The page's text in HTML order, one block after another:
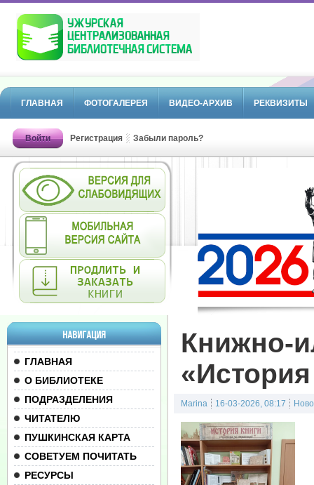
ГЛАВНАЯ ФОТОГАЛЕРЕЯ ВИДЕО-АРХИВ РЕКВИЗИТЫ
Войти Регистрация Забыли пароль?
НАВИГАЦИЯ
ГЛАВНАЯ
О БИБЛИОТЕКЕ
ПОДРАЗДЕЛЕНИЯ
ЧИТАТЕЛЮ
ПУШКИНСКАЯ КАРТА
СОВЕТУЕМ ПОЧИТАТЬ
РЕСУРСЫ
Книжно-
Marina 16-03-2026, 08:17